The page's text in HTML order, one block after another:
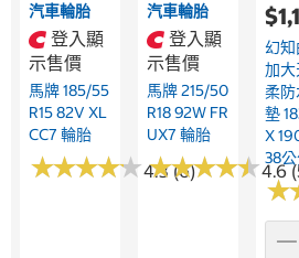
汽車輪胎
登入顯
示售價
馬牌 185/55
R15 82V XL
CC7 輪胎
★★★★★
★★★★★4.3 (6)
汽車輪胎
登入顯
示售價
馬牌 215/50
R18 92W FR
UX7 輪胎
★★★★★
★★★★★4.6
幻知
加
柔防
墊
X
38
★
★